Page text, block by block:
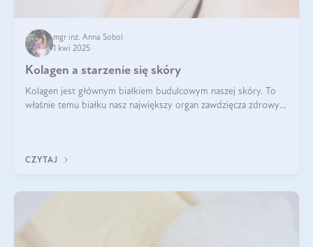
mgr inż. Anna Sobol
1 kwi 2025
Kolagen a starzenie się skóry
Kolagen jest głównym białkiem budulcowym naszej skóry. To
właśnie temu białku nasz największy organ zawdzięcza zdrowy
CZYTAJ